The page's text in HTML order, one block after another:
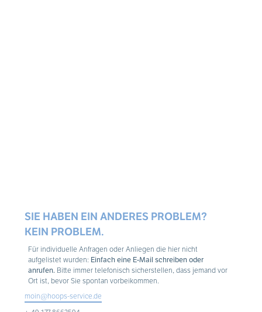
SIE HABEN EIN ANDERES PROBLEM?
KEIN PROBLEM.
Für individuelle Anfragen oder Anliegen die hier nicht
aufgelistet wurden: Einfach eine E-Mail schreiben oder
anrufen.Bitte immer telefonisch sicherstellen, dass jemand vor
Ort ist, bevor Sie spontan vorbeikommen.
moin@hoops-service.de